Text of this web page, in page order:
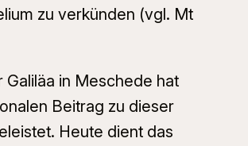
zu verkünden (vgl. Mt
Galiläa in Meschede hat
Beitrag zu dieser
Heute dient das